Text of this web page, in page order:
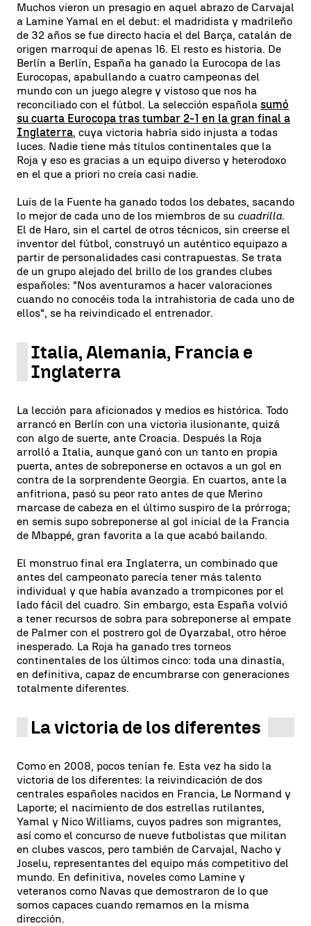
Muchos vieron un presagio en aquel abrazo de Carvajal
a Lamine Yamal en el debut: el madridista y madrileño
de 32 años se fue directo hacia el del Barça, catalán de
origen marroquí de apenas 16. El resto es historia. De
Berlín a Berlín, España ha ganado la Eurocopa de las
Eurocopas, apabullando a cuatro campeonas del
mundo con un juego alegre y vistoso que nos ha
reconciliado con el fútbol. La selección española sumó
su cuarta Eurocopa tras tumbar 2-1 en la gran final a
Inglaterra, cuya victoria habría sido injusta a todas
luces. Nadie tiene más títulos continentales que la
Roja y eso es gracias a un equipo diverso y heterodoxo
en el que a priori no creía casi nadie.
Luis de la Fuente ha ganado todos los debates, sacando
lo mejor de cada uno de los miembros de su cuadrilla.
El de Haro, sin el cartel de otros técnicos, sin creerse el
inventor del fútbol, construyó un auténtico equipazo a
partir de personalidades casi contrapuestas. Se trata
de un grupo alejado del brillo de los grandes clubes
españoles: "Nos aventuramos a hacer valoraciones
cuando no conocéis toda la intrahistoria de cada uno de
ellos", se ha reivindicado el entrenador.
Italia, Alemania, Francia e
Inglaterra
La lección para aficionados y medios es histórica. Todo
arrancó en Berlín con una victoria ilusionante, quizá
con algo de suerte, ante Croacia. Después la Roja
arrolló a Italia, aunque ganó con un tanto en propia
puerta, antes de sobreponerse en octavos a un gol en
contra de la sorprendente Georgia. En cuartos, ante la
anfitriona, pasó su peor rato antes de que Merino
marcase de cabeza en el último suspiro de la prórroga;
en semis supo sobreponerse al gol inicial de la Francia
de Mbappé, gran favorita a la que acabó bailando.
El monstruo final era Inglaterra, un combinado que
antes del campeonato parecía tener más talento
individual y que había avanzado a trompicones por el
lado fácil del cuadro. Sin embargo, esta España volvió
a tener recursos de sobra para sobreponerse al empate
de Palmer con el postrero gol de Oyarzabal, otro héroe
inesperado. La Roja ha ganado tres torneos
continentales de los últimos cinco: toda una dinastía,
en definitiva, capaz de encumbrarse con generaciones
totalmente diferentes.
La victoria de los diferentes
Como en 2008, pocos tenían fe. Esta vez ha sido la
victoria de los diferentes: la reivindicación de dos
centrales españoles nacidos en Francia, Le Normand y
Laporte; el nacimiento de dos estrellas rutilantes,
Yamal y Nico Williams, cuyos padres son migrantes,
así como el concurso de nueve futbolistas que militan
en clubes vascos, pero también de Carvajal, Nacho y
Joselu, representantes del equipo más competitivo del
mundo. En definitiva, noveles como Lamine y
veteranos como Navas que demostraron de lo que
somos capaces cuando remamos en la misma
dirección.